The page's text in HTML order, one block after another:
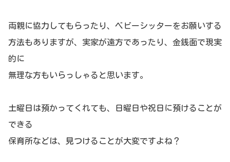
両親に協力してもらったり、ベビーシッターをお願いする
方法もありますが、実家が遠方であったり、金銭面で現実
的に
無理な方もいらっしゃると思います。
土曜日は預かってくれても、日曜日や祝日に預けることが
できる
保育所などは、見つけることが大変ですよね？